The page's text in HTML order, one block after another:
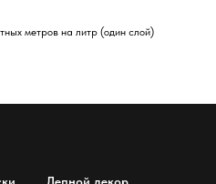
метров на литр (один слой)